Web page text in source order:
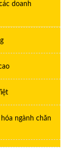
doanh
ngành chăn